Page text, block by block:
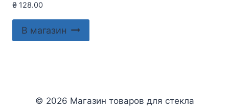
₴ 128.00
В магазин
© 2026 Магазин товаров для стекла